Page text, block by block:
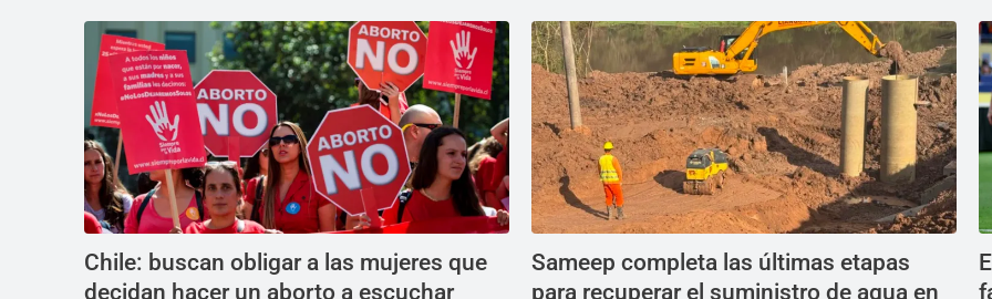
Chile: buscan obligar a las mujeres que
decidan hacer un aborto a escuchar
Sameep completa las últimas etapas
para recuperar el suministro de agua en